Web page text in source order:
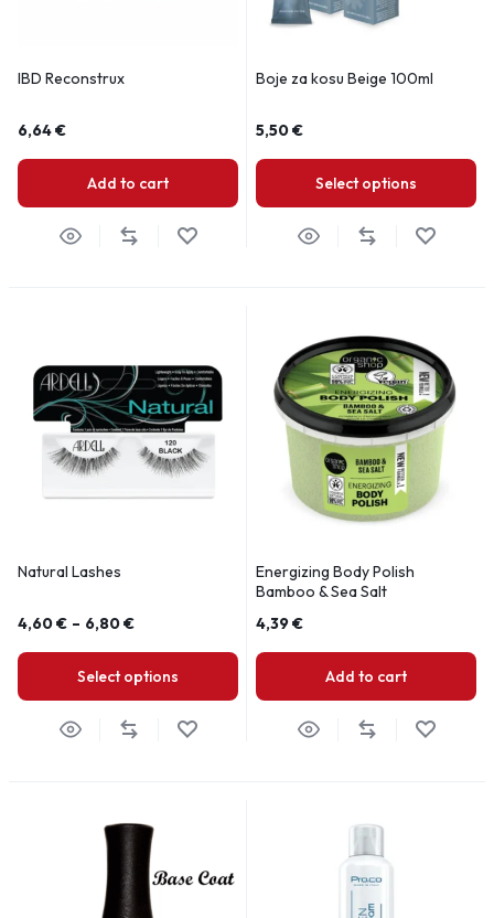
IBD Reconstrux
6,64€
Add to cart
Boje za kosu Beige 100ml
5,50€
Select options
Natural Lashes
4,60€ – 6,80€
Select options
Energizing Body Polish
Bamboo & Sea Salt
4,39€
Add to cart